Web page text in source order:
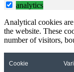
analytics
Analytical cookies
the website. These
number of visitors,
Cookie